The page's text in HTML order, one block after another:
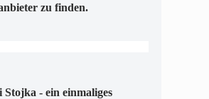
zu finden.
- ein einmaliges